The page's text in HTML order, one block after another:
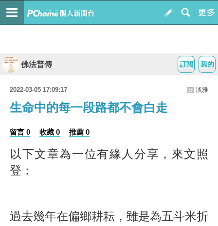
我的
訂閱
佛法普傳
2022-03-05 17:09:17 淡雅
生命中的每一段路都不會白走
留言 0 收藏 0 推薦 0
以下文章為一位有緣人分享，來文照
登：
過去幾年在偏鄉耕耘，雖是為五斗米折